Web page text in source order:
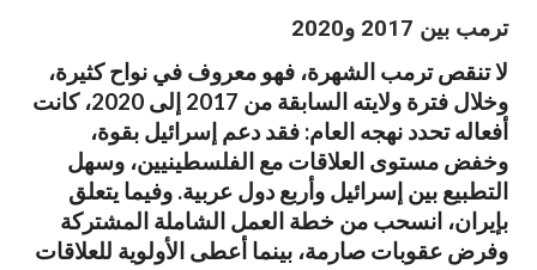
ترمب بين 2017 و2020
لا تنقص ترمب الشهرة، فهو معروف في نواح كثيرة،
وخلال فترة ولايته السابقة من 2017 إلى 2020، كانت
أفعاله تحدد نهجه العام: فقد دعم إسرائيل بقوة،
وخفض مستوى العلاقات مع الفلسطينيين، وسهل
التطبيع بين إسرائيل وأربع دول عربية. وفيما يتعلق
بإيران، انسحب من خطة العمل الشاملة المشتركة
وفرض عقوبات صارمة، بينما أعطى الأولوية للعلاقات